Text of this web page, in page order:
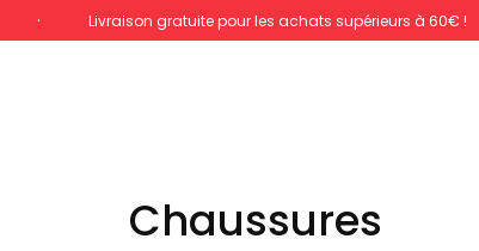
Livraison gratuite pour les achats supérieurs à 60€ !
Chaussures